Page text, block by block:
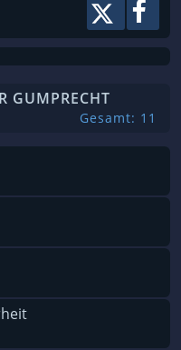
GUMPRECHT
Gesamt: 11